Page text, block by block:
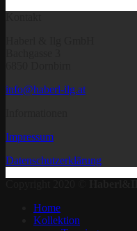
info@haberl-ilg.at
Impressum
Datenschutzerklärung
Home
Kollektion